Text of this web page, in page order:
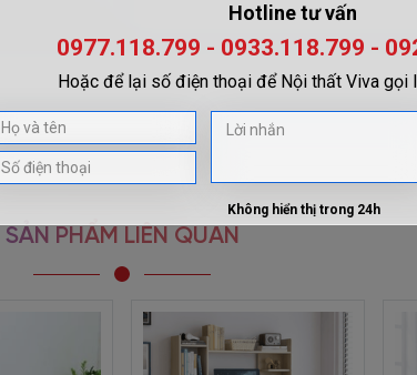
- Một phiên bản thiết kế đặc biệt bởi Viva Furniture.
tranh, chất lượng vật liệu vượt trội. Là những gì bạn tìm
SẢN PHẨM LIÊN QUAN